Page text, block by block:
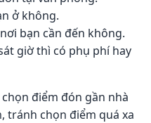
ở không.
bạn cần đến không.
giờ thì có phụ phí hay
điểm đón gần nhà
tránh chọn điểm quá xa